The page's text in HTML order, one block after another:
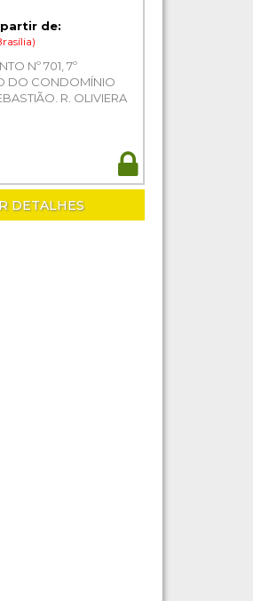
partir de:
Nº 701, 7º
DO CONDOMÍNIO
R. OLIVIERA
MS
DETALHES